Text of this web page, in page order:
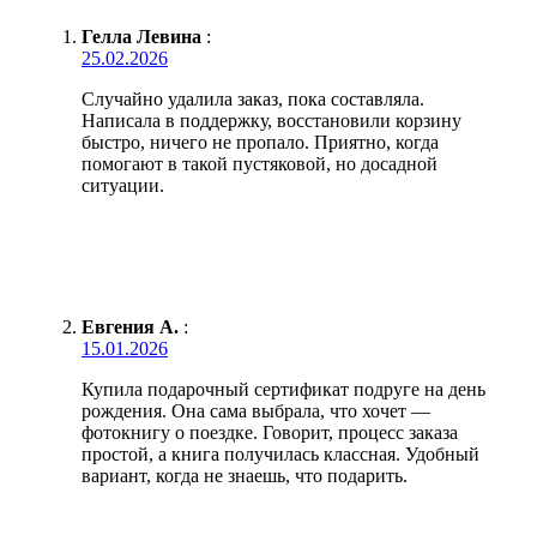
Гелла Левина :
25.02.2026
Случайно удалила заказ, пока составляла.
Написала в поддержку, восстановили корзину
быстро, ничего не пропало. Приятно, когда
помогают в такой пустяковой, но досадной
ситуации.
Евгения А. :
15.01.2026
Купила подарочный сертификат подруге на день
рождения. Она сама выбрала, что хочет —
фотокнигу о поездке. Говорит, процесс заказа
простой, а книга получилась классная. Удобный
вариант, когда не знаешь, что подарить.